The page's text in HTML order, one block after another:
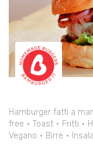
Hamburger fatti a
free
Toast Fritti
Vegano
Birre